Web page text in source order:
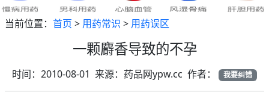
当前位置： 首页 > 用药常识 > 用药误区
一颗麝香导致的不孕
时间：2010-08-01 来源：药品网ypw.cc 作者： 我要纠错